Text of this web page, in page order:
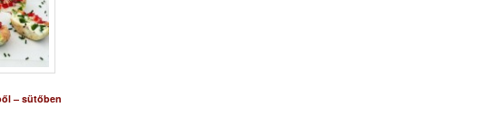
– sütőben